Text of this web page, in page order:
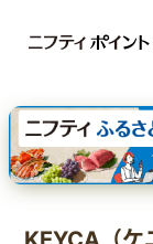
dカード 九州カ
三井住友カード ゴ
【実質初月無料】